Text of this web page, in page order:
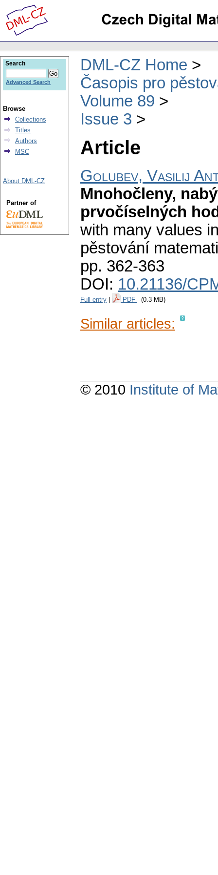
DML-CZ Home
Časopis pro
Volume 89
Issue 3
Article
Golubev, Vasilij
Mnohočleny,
prvočíselných
with many values
pěstování
pp. 362-363
DOI: 10.21136/
Full entry PDF (0.3 MB)
Similar articles:
Search
Advanced Search
Browse
Collections
Titles
Authors
MSC
About DML-CZ
Partner of
© 2010 Institute of